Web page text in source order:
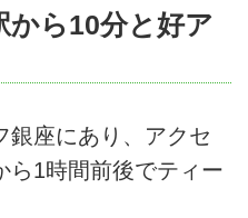
から10分と好ア
銀座にあり、アクセ
ら1時間前後でティー